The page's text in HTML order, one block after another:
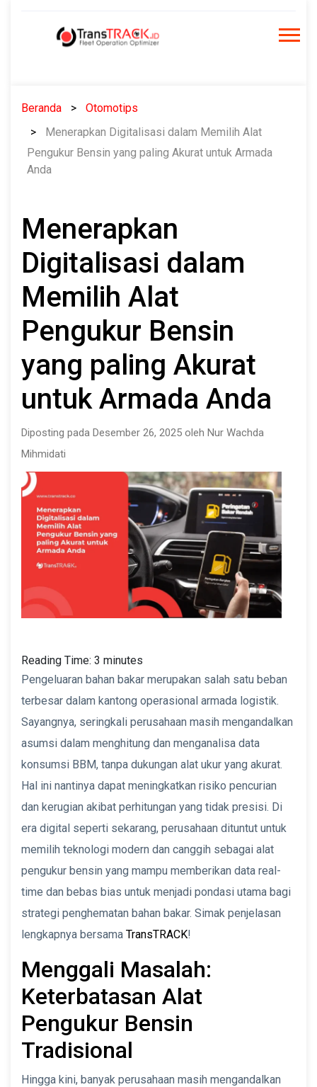
Beranda
Otomotips
Menerapkan Digitalisasi dalam Memilih Alat
Pengukur Bensin yang paling Akurat untuk Armada
Anda
Menerapkan
Digitalisasi dalam
Memilih Alat
Pengukur Bensin
yang paling Akurat
untuk Armada Anda
Diposting pada Desember 26, 2025 oleh Nur Wachda
Mihmidati
Reading Time: 3 minutes
Pengeluaran bahan bakar merupakan salah satu beban
terbesar dalam kantong operasional armada logistik.
Sayangnya, seringkali perusahaan masih mengandalkan
asumsi dalam menghitung dan menganalisa data
konsumsi BBM, tanpa dukungan alat ukur yang akurat.
Hal ini nantinya dapat meningkatkan risiko pencurian
dan kerugian akibat perhitungan yang tidak presisi. Di
era digital seperti sekarang, perusahaan dituntut untuk
memilih teknologi modern dan canggih sebagai alat
pengukur bensin yang mampu memberikan data real-
time dan bebas bias untuk menjadi pondasi utama bagi
strategi penghematan bahan bakar. Simak penjelasan
lengkapnya bersama TransTRACK!
Menggali Masalah:
Keterbatasan Alat
Pengukur Bensin
Tradisional
Hingga kini, banyak perusahaan masih mengandalkan